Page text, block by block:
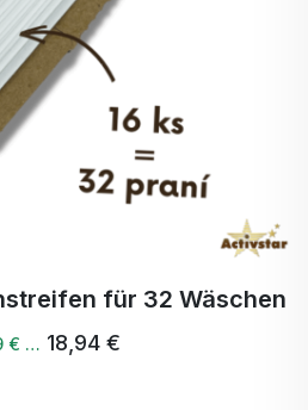
für 32 Wäschen
€ … 18,94 €